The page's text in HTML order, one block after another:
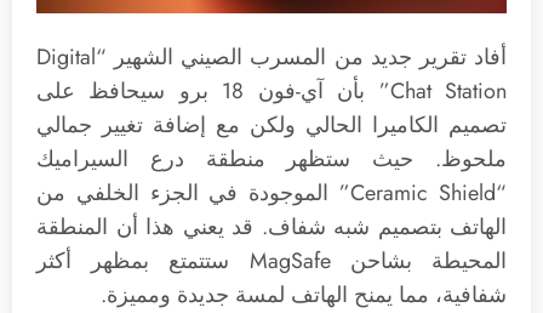
أفاد تقرير جديد من المسرب الصيني الشهير “Digital
Chat Station” بأن آي-فون 18 برو سيحافظ على
تصميم الكاميرا الحالي ولكن مع إضافة تغيير جمالي
ملحوظ. حيث ستظهر منطقة درع السيراميك
“Ceramic Shield” الموجودة في الجزء الخلفي من
الهاتف بتصميم شبه شفاف. قد يعني هذا أن المنطقة
المحيطة بشاحن MagSafe ستتمتع بمظهر أكثر
شفافية، مما يمنح الهاتف لمسة جديدة ومميزة.